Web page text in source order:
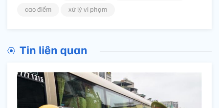
cao điểm
xử lý vi phạm
Tin liên quan